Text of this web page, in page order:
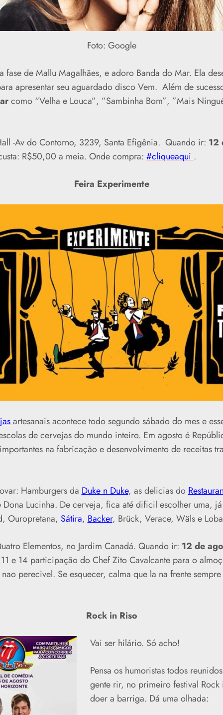
Foto: Google
fase de Mallu Magalhães, e adoro Banda do Mar. Ela
apresentar seu aguardado disco Vem. Além de
como “Velha e Louca”, ”Sambinha Bom”, ”Mais
-Av do Contorno, 3239, Santa Efigênia. Quando ir: 12
R$50,00 a meia. Onde compra: #cliqueaqui .
Feira Experimente
artesanais acontece todo segundo sábado do mes e
de cervejas do mundo inteiro. Em agosto é
na fabricação e desenvolvimento de receitas
Hamburgers da Duke n Duke, as delicias do
Lucinha. De cerveja, fica até dificil escolher uma, já
Ouropretana, Sátira, Backer, Brück, Verace, Wäls e
Elementos, no Jardim Canadá. Quando ir: 12 de
e 14 participação do Chef Zito Cavalcante para o
perecivel. Se esquecer, calma que la na frente
Rock in Riso
Vai ser hilário. Só acho!
Pensa os humoristas todos
gente rir, no primeiro festival Rock
doer a barriga. Dá uma olhada: